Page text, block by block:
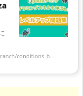
conditions_b...